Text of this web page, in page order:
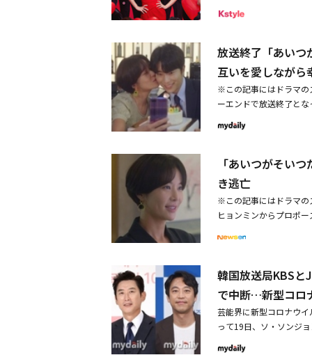
顔に母性本能をかきた
り、本作でも無言でツ
2人のブロマンスも本作
2人がペアルックを着た
火花バチバチなのに、
てきてからのヒョンミ
き、自分の前世を目撃
暗躍する激動の時代。
の前世の記憶が少しず
くる。そしてそこに生
の事故でパニック症候
なって仕方なくなり、
のか。ラストまでドキ
（木）よりAmazon
ン、ソ・ジフン＜スト
い、クセの強い漫画家
なった経験があり、そ
頃から非婚を夢見てき
く住所、氏名、電話番
ての全ての費用はお客
どの場合。・本キャン
ることは禁止しており
れますと、第三者に入
しまうそんなキャラク
とご本人との共通点、
ぐさなどは、演じてい
ね。私は言いたいこと
我慢する性格です。フ
ンはどこですか？ファ
ったので、その点が難
いことを視聴者の皆さ
聴者の方々がドラマを通
ソ・ジフンさん演じる
かったですか？ユン・
うそうですよ」という
ものものあるし、悪い
ヒョンミン：このヒョ
と言うのですが、その
ョンミンさんは、今は
役のように演じ分ける
手掛けたリュ・ヨンジ
された全8話のドラマを
家。しかし誕生日の翌
げるというブラックコ
匙がひとつの器になる
その意味を見事に皮肉
ばかり。果たして犯人
日本初放送される。本
かで切ない青春が繊細
ちと抜群のスタイルで
ン・ウィス。衛星劇場
全8話を一日で一気に放
集めた「コンビニのセ
描いた月明り」のキム
に、温かな感動と笑い
も話題作をまとめてア
セット～運命をさかの
して「完璧さを目指す
自分自身の人生を毎日
く表現したかったんです
の中から、1人を選択す
う。彼女は「2人のキャ
抱いて私を待ってくれ
に配慮してくれて、守
心が先に動くと思いま
だった。ファン・ジョ
きな性格です。それで
写真を掲載しましたが
くて愉快に演じていた
ことができて、よいキ
ナラ＆イ・サンユン共
ら、7年目夫婦の絆が壊
で広がり、回を追うご
ヒット愛憎劇だ。10月
族」で金持ち夫婦の娘
作をより楽しく見るた
（原題）」も10月16日
いキャラ設定に度肝を
い。WannaOne出身の
革命（原題）」が11月
題を集めており、ほか
えている。ファン・ジ
（原題）」も11月20日
ェブ漫画家に扮したソ
する物語で、結婚とは
ジョン主演の「コンビ
し、12月から本放送が
ム・ユジョン演じる変
ィ番組も充実！ 10月は
画企画チーム長ヒョン
っち！？～」のユン・
ンが演じた。結婚に対
愛とは何かを問うドラ
より日本初放送出演：
本：イ・ウンヨン2020
ジュは、締め切りを守
り、とうとう5年前の
言するが。■関連サイ
engen
放送終了「あいつ
互いを愛しながら
※この記事にはドラマの
ーエンドで放送終了と
ンウム）は、ファン・
れど、家で気楽に映画
中デートしたことない
ら？」と聞き、ソ・ヒ
入らない？」と答えた
配した。ソ・ヒョンジ
ァン・ジウは結婚のた
ンジュに、「もう別れ
いた彼女は、「ジウさ
家庭を作ることではな
てもいいよ。待つよ。
た。自分のせいで3人が
「あいつがそい
き逃亡
※この記事にはドラマの
ヒョンミンからプロポ
主義を理解しながらも
った。家の前でファン
た。この日の放送で彼
れを聞いたソ・ヒョン
ウは彼女の手を握り、
かり思っていた恋愛に
ホジュン（ソ・ヒョン
韓国放送局KBSと
で中断…新型コロ
芸能界に新型コロナウ
って19日、ソ・ソンジ
けて、自主隔離をする